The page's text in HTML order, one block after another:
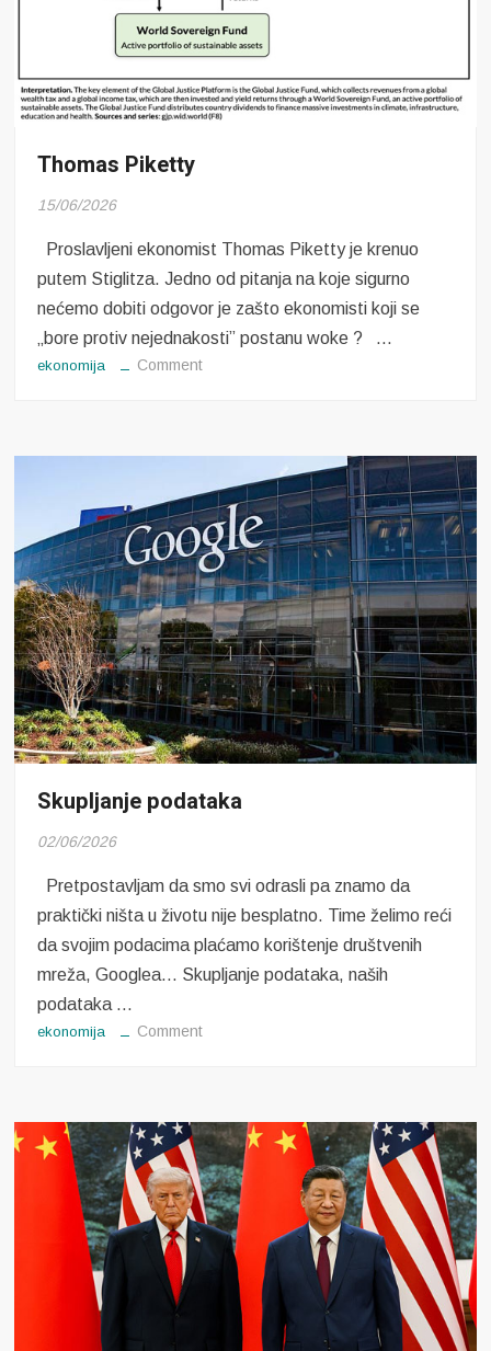
Thomas Piketty
15/06/2026
Proslavljeni ekonomist Thomas Piketty je krenuo
putem Stiglitza. Jedno od pitanja na koje sigurno
nećemo dobiti odgovor je zašto ekonomisti koji se
„bore protiv nejednakosti” postanu woke ? …
ekonomija Commenton
Skupljanje podataka
02/06/2026
Pretpostavljam da smo svi odrasli pa znamo da
praktički ništa u životu nije besplatno. Time želimo reći
da svojim podacima plaćamo korištenje društvenih
mreža, Googlea… Skupljanje podataka, naših
podataka …
ekonomija Commenton